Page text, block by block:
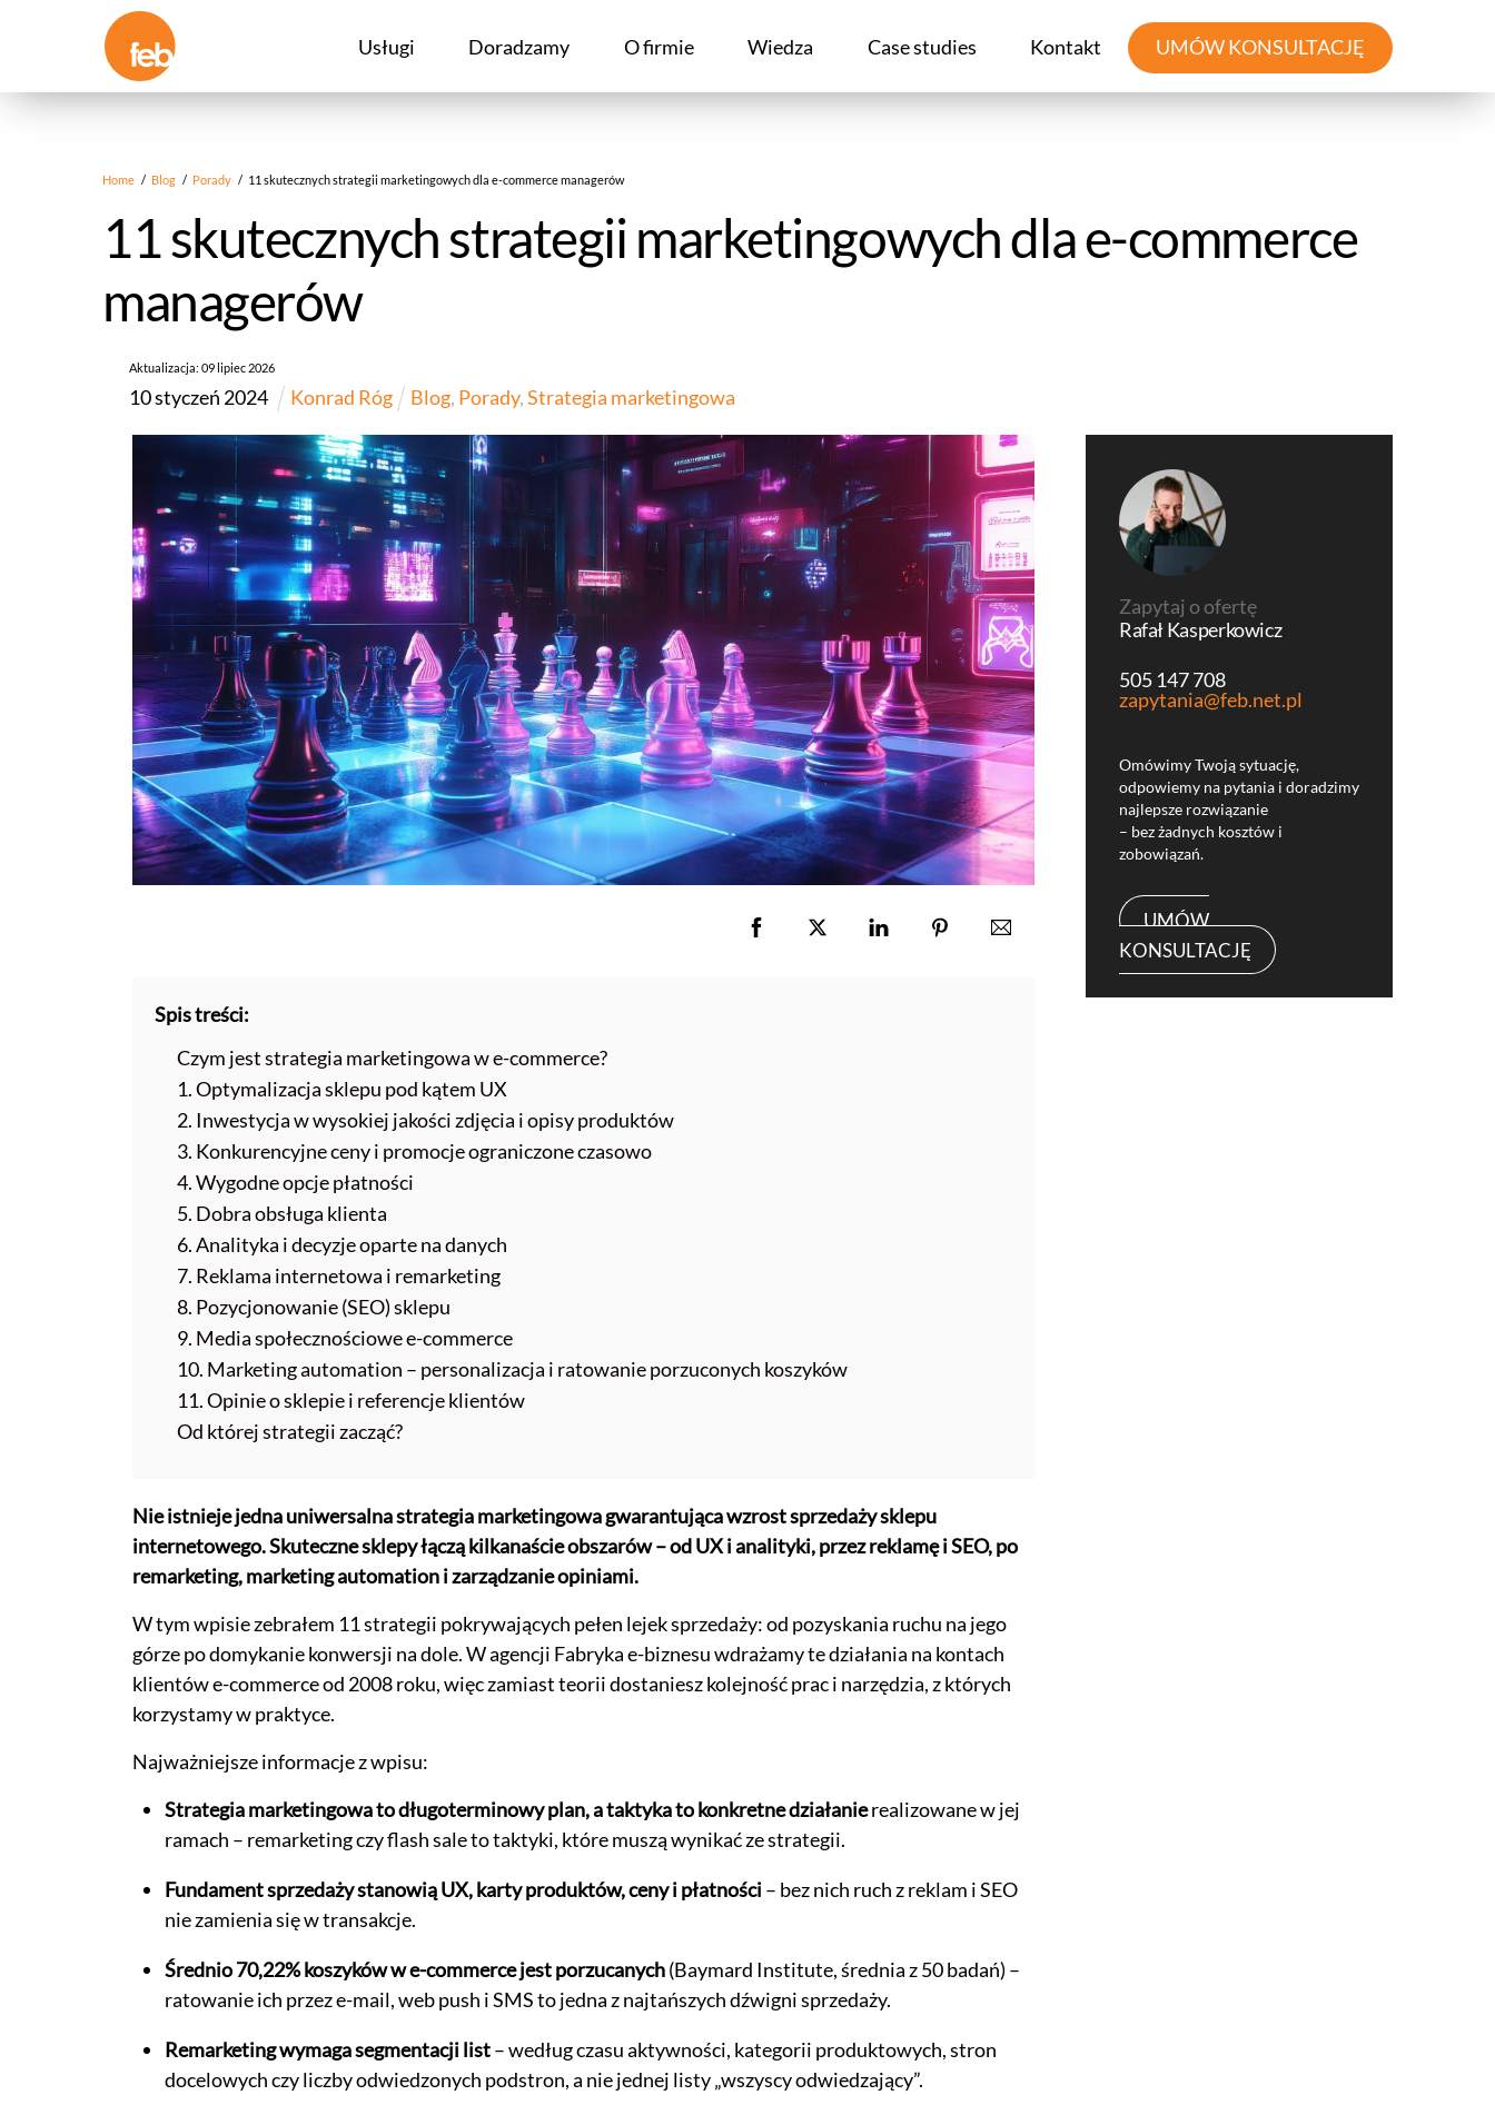
Usługi Doradzamy O firmie Wiedza Case studies Kontakt UMÓW KONSULTACJĘ
Home / Blog / Porady / 11 skutecznych strategii marketingowych dla e-commerce managerów
11 skutecznych strategii marketingowych dla e-commerce
managerów
Aktualizacja:09lipiec 2026
10styczeń 2024 Konrad Róg Blog, Porady,Strategia marketingowa
Spis treści:
Czym jest strategia marketingowa w e-commerce?
1. Optymalizacja sklepu pod kątem UX
2. Inwestycja w wysokiej jakości zdjęcia i opisy produktów
3. Konkurencyjne ceny i promocje ograniczone czasowo
4. Wygodne opcje płatności
5. Dobra obsługa klienta
6. Analityka i decyzje oparte na danych
7. Reklama internetowa i remarketing
8. Pozycjonowanie (SEO) sklepu
9. Media społecznościowe e-commerce
10. Marketing automation – personalizacja i ratowanie porzuconych koszyków
11. Opinie o sklepie i referencje klientów
Od której strategii zacząć?
Nie istnieje jedna uniwersalna strategia marketingowa gwarantująca wzrost sprzedaży sklepu
internetowego. Skuteczne sklepy łączą kilkanaście obszarów – od UX i analityki, przez reklamę i SEO, po
remarketing, marketing automation i zarządzanie opiniami.
W tym wpisie zebrałem 11 strategii pokrywających pełen lejek sprzedaży: od pozyskania ruchu na jego
górze po domykanie konwersji na dole. W agencji Fabryka e-biznesu wdrażamy te działania na kontach
klientów e-commerce od 2008 roku, więc zamiast teorii dostaniesz kolejność prac i narzędzia, z których
korzystamy w praktyce.
Najważniejsze informacje z wpisu:
Strategia marketingowa to długoterminowy plan, a taktyka to konkretne działanierealizowane w jej
ramach – remarketing czy flash sale to taktyki, które muszą wynikać ze strategii.
Fundament sprzedaży stanowią UX, karty produktów, ceny i płatności– bez nich ruch z reklam i SEO
nie zamienia się w transakcje.
Średnio 70,22% koszyków w e-commerce jest porzucanych(Baymard Institute, średnia z 50 badań) –
ratowanie ich przez e-mail, web push i SMS to jedna z najtańszych dźwigni sprzedaży.
Remarketing wymaga segmentacji list– według czasu aktywności, kategorii produktowych, stron
docelowych czy liczby odwiedzonych podstron, a nie jednej listy „wszyscy odwiedzający”.
Zapytaj o ofertę
Rafał Kasperkowicz
505 147 708
zapytania@feb.net.pl
Omówimy Twoją sytuację,
odpowiemy na pytania i doradzimy
najlepsze rozwiązanie
– bez żadnych kosztów i
zobowiązań.
UMÓW
KONSULTACJĘ